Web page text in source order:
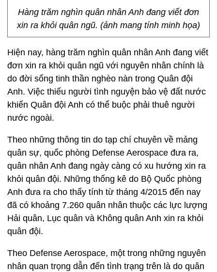
Hàng trăm nghìn quân nhân Anh đang viết đơn
xin ra khỏi quân ngũ. (ảnh mang tính minh họa)
Hiện nay, hàng trăm nghìn quân nhân Anh đang viết
đơn xin ra khỏi quân ngũ với nguyên nhân chính là
do đời sống tinh thần nghèo nàn trong Quân đội
Anh. Việc thiếu người tình nguyện bảo vệ đất nước
khiến Quân đội Anh có thể buộc phải thuê người
nước ngoài.
Theo những thông tin do tạp chí chuyên về mảng
quân sự, quốc phòng Defense Aerospace đưa ra,
quân nhân Anh đang ngày càng có xu hướng xin ra
khỏi quân đội. Những thống kê do Bộ Quốc phòng
Anh đưa ra cho thấy tính từ tháng 4/2015 đến nay
đã có khoảng 7.260 quân nhân thuộc các lực lượng
Hải quân, Lục quân và Không quân Anh xin ra khỏi
quân đội.
Theo Defense Aerospace, một trong những nguyên
nhân quan trọng dẫn đến tình trạng trên là do quân